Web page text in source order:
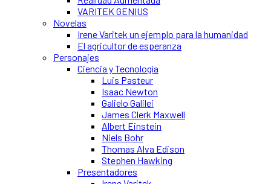
VARITEK GENIUS
Novelas
Irene Varitek un ejemplo para la humanidad
El agricultor de esperanza
Personajes
Ciencia y Tecnología
Luis Pasteur
Isaac Newton
Galielo Galilei
James Clerk Maxwell
Albert Einstein
Niels Bohr
Thomas Alva Edison
Stephen Hawking
Presentadores